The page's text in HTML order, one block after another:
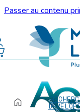
Passer au contenu